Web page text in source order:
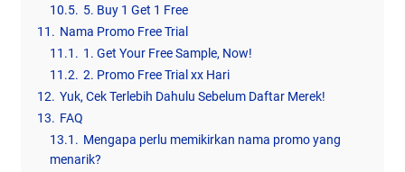
10.5. 5. Buy 1 Get 1 Free
11. Nama Promo Free Trial
11.1. 1. Get Your Free Sample, Now!
11.2. 2. Promo Free Trial xx Hari
12. Yuk, Cek Terlebih Dahulu Sebelum Daftar Merek!
13. FAQ
13.1. Mengapa perlu memikirkan nama promo yang
menarik?